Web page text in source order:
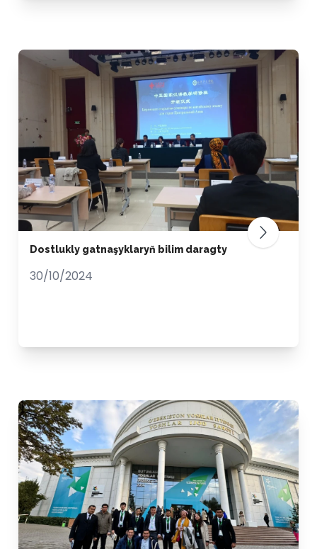
Dostlukly gatnaşyklaryň bilim daragty
30/10/2024